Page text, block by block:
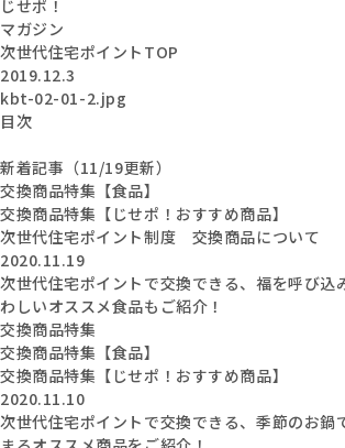
じせポ！
マガジン
次世代住宅ポイントTOP
2019.12.3
kbt-02-01-2.jpg
目次
新着記事（11/19更新）
交換商品特集【食品】
交換商品特集【じせポ！おすすめ商品】
次世代住宅ポイント制度 交換商品について
2020.11.19
次世代住宅ポイントで交換できる、福を呼び込
わしいオススメ食品もご紹介！
交換商品特集
交換商品特集【食品】
交換商品特集【じせポ！おすすめ商品】
2020.11.10
次世代住宅ポイントで交換できる、季節のお鍋